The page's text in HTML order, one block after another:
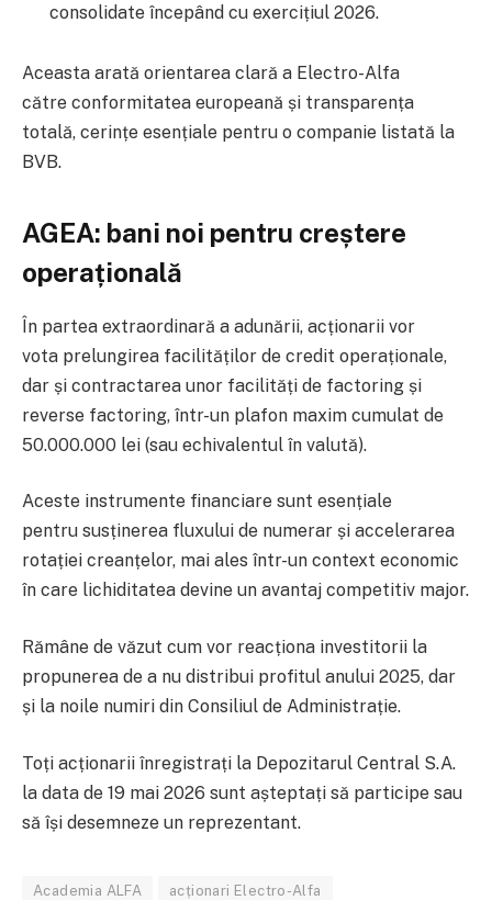
consolidate începând cu exercițiul 2026.
Aceasta arată orientarea clară a Electro-Alfa
către conformitatea europeană și transparența
totală, cerințe esențiale pentru o companie listată la
BVB.
AGEA: bani noi pentru creștere
operațională
În partea extraordinară a adunării, acționarii vor
vota prelungirea facilităților de credit operaționale,
dar și contractarea unor facilități de factoring și
reverse factoring, într-un plafon maxim cumulat de
50.000.000 lei (sau echivalentul în valută).
Aceste instrumente financiare sunt esențiale
pentru susținerea fluxului de numerar și accelerarea
rotației creanțelor, mai ales într-un context economic
în care lichiditatea devine un avantaj competitiv major.
Rămâne de văzut cum vor reacționa investitorii la
propunerea de a nu distribui profitul anului 2025, dar
și la noile numiri din Consiliul de Administrație.
Toți acționarii înregistrați la Depozitarul Central S.A.
la data de 19 mai 2026 sunt așteptați să participe sau
să își desemneze un reprezentant.
Academia ALFA acționari Electro-Alfa